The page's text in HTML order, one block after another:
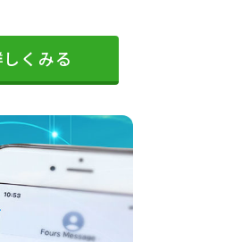
くみる